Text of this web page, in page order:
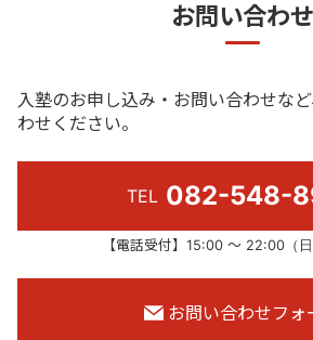
お問い合わせ
入塾のお申し込み・お問い合わせな
わせください。
TEL 082-548-
【電話受付】15:00 ～ 22:00（日
お問い合わせフォ